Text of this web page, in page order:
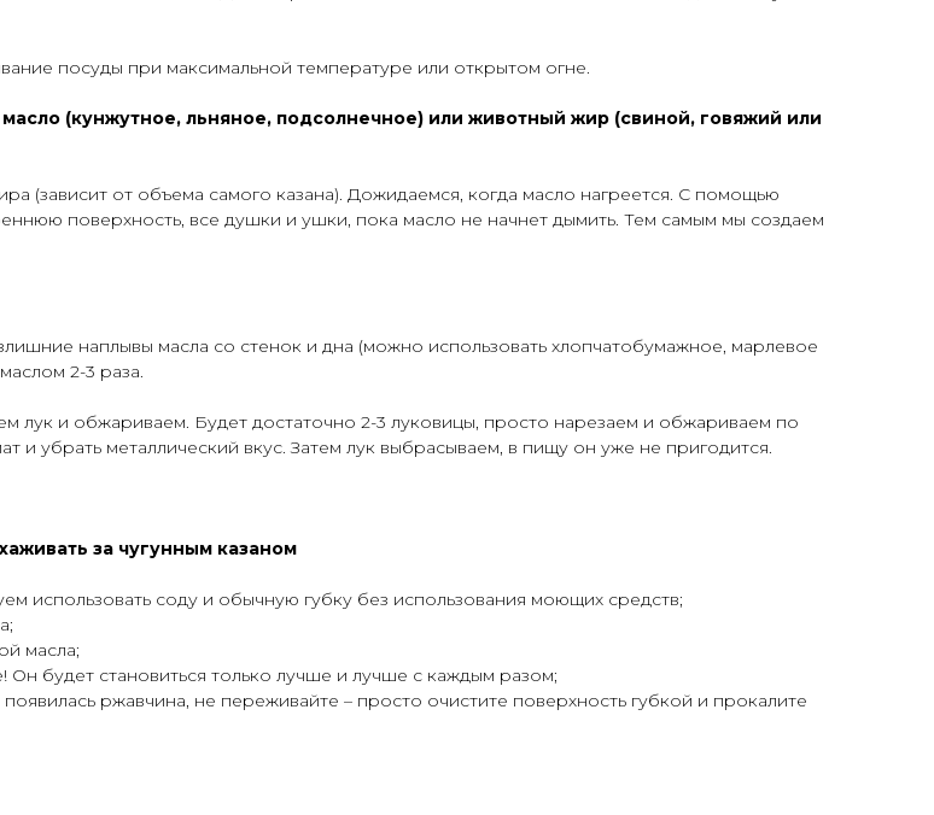
посуды при максимальной температуре или открытом огне.
(кунжутное, льняное, подсолнечное) или животный жир (свиной, говяжий или
(зависит от объема самого казана). Дожидаемся, когда масло нагреется. С помощью
поверхность, все душки и ушки, пока масло не начнет дымить. Тем самым мы создаем
наплывы масла со стенок и дна (можно использовать хлопчатобумажное, марлевое
2-3 раза.
лук и обжариваем. Будет достаточно 2-3 луковицы, просто нарезаем и обжариваем по
и убрать металлический вкус. Затем лук выбрасываем, в пищу он уже не пригодится.
за чугунным казаном
использовать соду и обычную губку без использования моющих средств;
масла;
будет становиться только лучше и лучше с каждым разом;
ржавчина, не переживайте – просто очистите поверхность губкой и прокалите